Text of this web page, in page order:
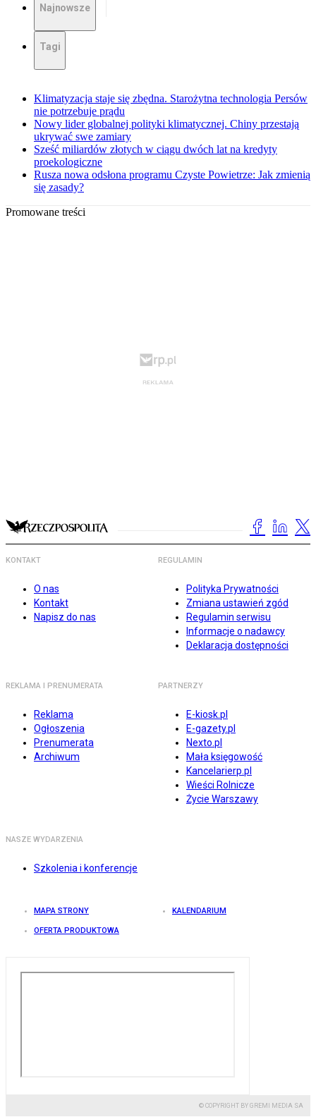
Najnowsze
Tagi
Klimatyzacja staje się zbędna. Starożytna technologia Persów
nie potrzebuje prądu
Nowy lider globalnej polityki klimatycznej. Chiny przestają
ukrywać swe zamiary
Sześć miliardów złotych w ciągu dwóch lat na kredyty
proekologiczne
Rusza nowa odsłona programu Czyste Powietrze: Jak zmienią
się zasady?
Promowane treści
KONTAKT
O nas
Kontakt
Napisz do nas
REGULAMIN
Polityka Prywatności
Zmiana ustawień zgód
Regulamin serwisu
Informacje o nadawcy
Deklaracja dostępności
REKLAMA I PRENUMERATA
Reklama
Ogłoszenia
Prenumerata
Archiwum
PARTNERZY
E-kiosk.pl
E-gazety.pl
Nexto.pl
Mała księgowość
Kancelarierp.pl
Wieści Rolnicze
Życie Warszawy
NASZE WYDARZENIA
Szkolenia i konferencje
MAPA STRONY KALENDARIUM
OFERTA PRODUKTOWA
© COPYRIGHT BY GREMI MEDIA SA